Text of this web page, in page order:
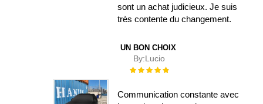
sont un achat judicieux. Je suis
très contente du changement.
UN BON CHOIX
By:Lucio
Évaluation :
Communication constante avec